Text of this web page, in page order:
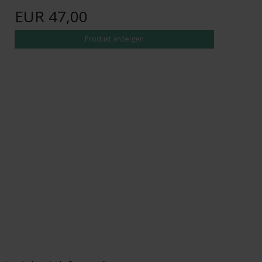
EUR 47,00
Produkt anzeigen